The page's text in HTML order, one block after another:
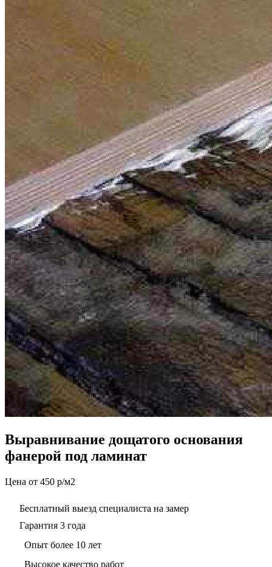
Выравнивание дощатого основания
фанерой под ламинат
Цена от 450 р/м2
Бесплатный выезд специалиста на замер
Гарантия 3 года
Опыт более 10 лет
Высокое качество работ